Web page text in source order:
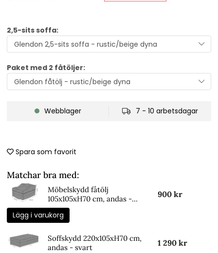
2,5-sits soffa:
Paket med 2 fåtöljer:
Webblager 7 - 10 arbetsdagar
Spara som favorit
Matchar bra med:
Möbelskydd fåtölj
105x105xH70 cm, andas -
svart
900 kr
Lägg i varukorg
Soffskydd 220x105xH70 cm,
andas - svart
1 290 kr